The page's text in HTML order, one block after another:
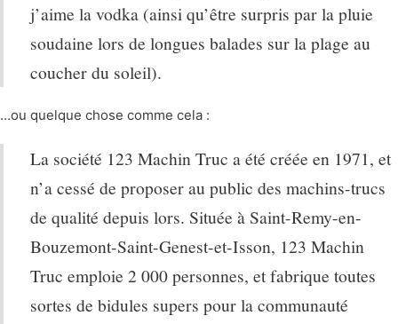
j’aime la vodka (ainsi qu’être surpris par la pluie
soudaine lors de longues balades sur la plage au
coucher du soleil).
…ou quelque chose comme cela :
La société 123 Machin Truc a été créée en 1971, et
n’a cessé de proposer au public des machins-trucs
de qualité depuis lors. Située à Saint-Remy-en-
Bouzemont-Saint-Genest-et-Isson, 123 Machin
Truc emploie 2 000 personnes, et fabrique toutes
sortes de bidules supers pour la communauté